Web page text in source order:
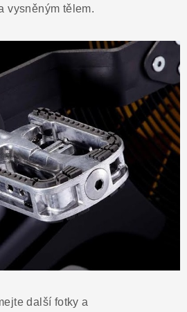
vysněným tělem.
další fotky a